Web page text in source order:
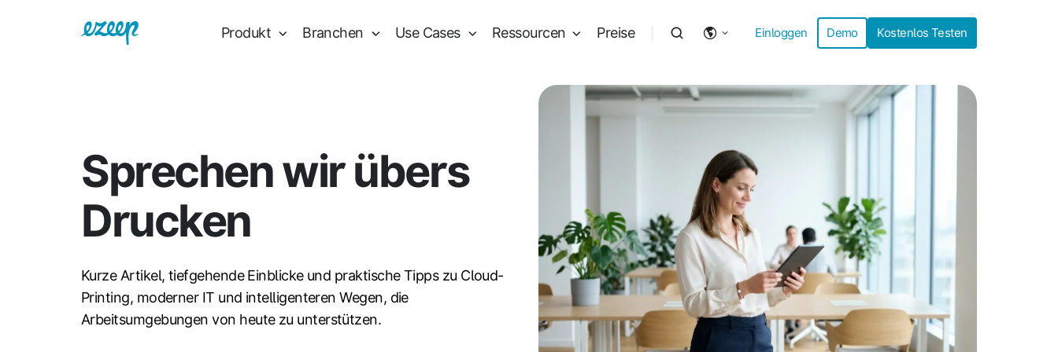
Produkt Branchen Use Cases Ressourcen Preise Einloggen Demo Kostenlos Testen
Sprechen wir übers
Drucken
Kurze Artikel, tiefgehende Einblicke und praktische Tipps zu Cloud-
Printing, moderner IT und intelligenteren Wegen, die
Arbeitsumgebungen von heute zu unterstützen.